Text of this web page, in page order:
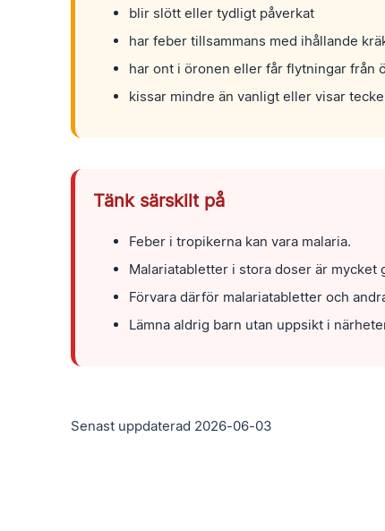
blir slött eller tydligt påverkat
har feber tillsammans med ihållande
har ont i öronen eller får flytningar från
kissar mindre än vanligt eller visar
Tänk särskilt på
Feber i tropikerna kan vara malaria.
Malariatabletter i stora doser är mycket
Förvara därför malariatabletter och
Lämna aldrig barn utan uppsikt i
Senast uppdaterad 2026-06-03